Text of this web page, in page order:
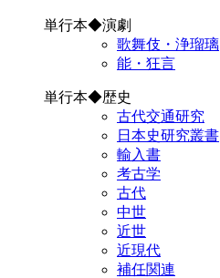
単行本◆演劇
歌舞伎・浄瑠璃
能・狂言
単行本◆歴史
古代交通研究
日本史研究叢書
輸入書
考古学
古代
中世
近世
近現代
補任関連